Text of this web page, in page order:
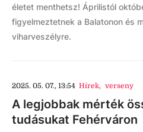
életet menthetsz! Áprilistól
figyelmeztetnek a Balatonon és
viharveszélyre.
2025. 05. 07., 13:54 Hírek, verseny
A legjobbak mérték
tudásukat Fehérváron